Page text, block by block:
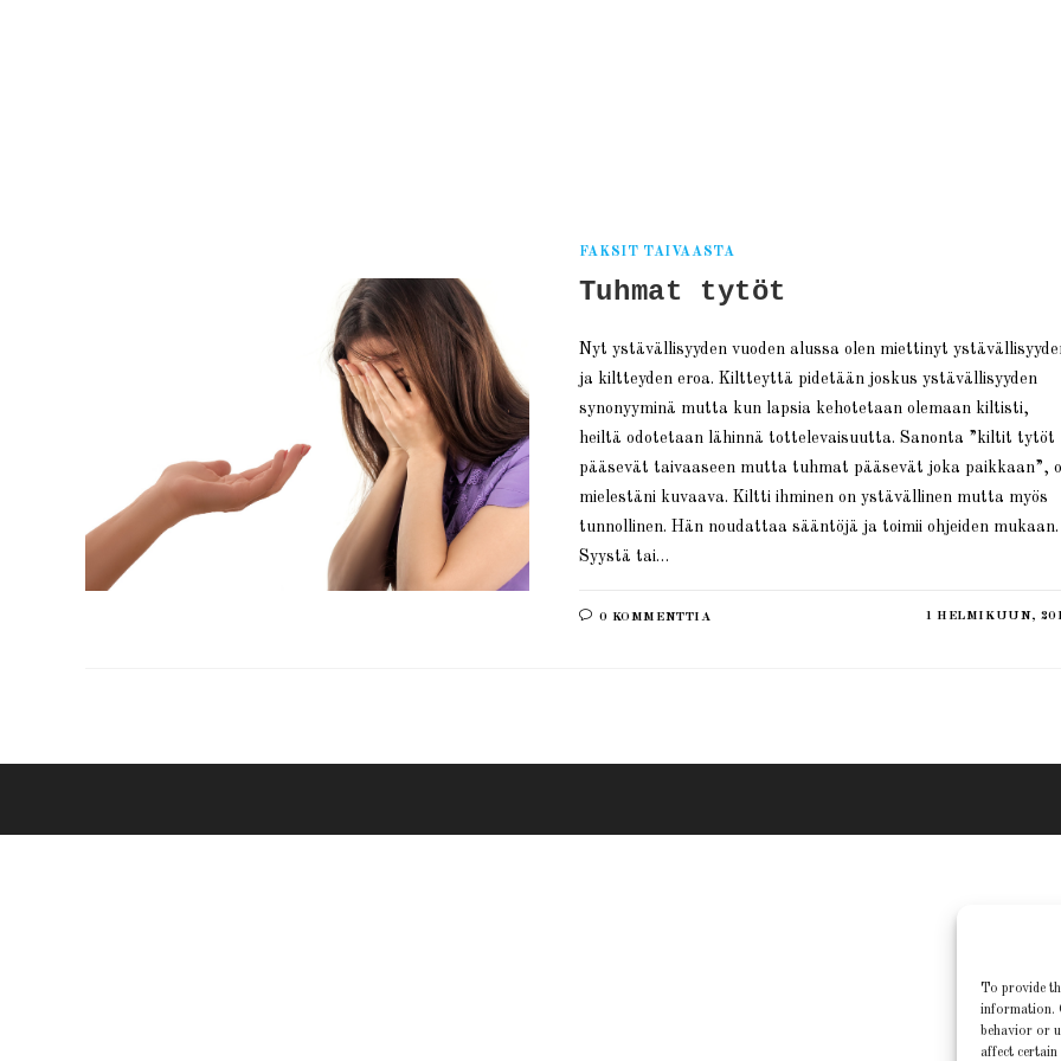
To provide
information.
behavior or
affect certain
FAKSIT TAIVAASTA
Tuhmat tytöt
Nyt ystävällisyyden vuoden alussa olen miettinyt
ja kiltteyden eroa. Kiltteyttä pidetään joskus ystävällisyyden
synonyyminä mutta kun lapsia kehotetaan olemaan kiltisti,
heiltä odotetaan lähinnä tottelevaisuutta. Sanonta ”kiltit tytöt
pääsevät taivaaseen mutta tuhmat pääsevät joka paikkaan”,
mielestäni kuvaava. Kiltti ihminen on ystävällinen mutta myös
tunnollinen. Hän noudattaa sääntöjä ja toimii ohjeiden mukaan.
Syystä tai…
0 KOMMENTTIA 1 HELMIKUUN,